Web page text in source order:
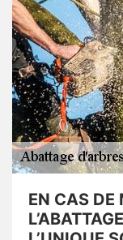
EN CAS DE